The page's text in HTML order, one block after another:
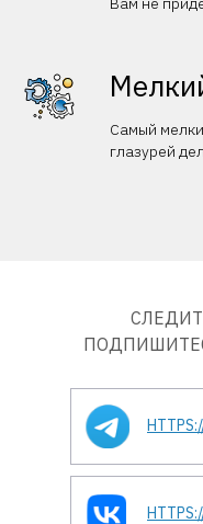
Самый
глазурей